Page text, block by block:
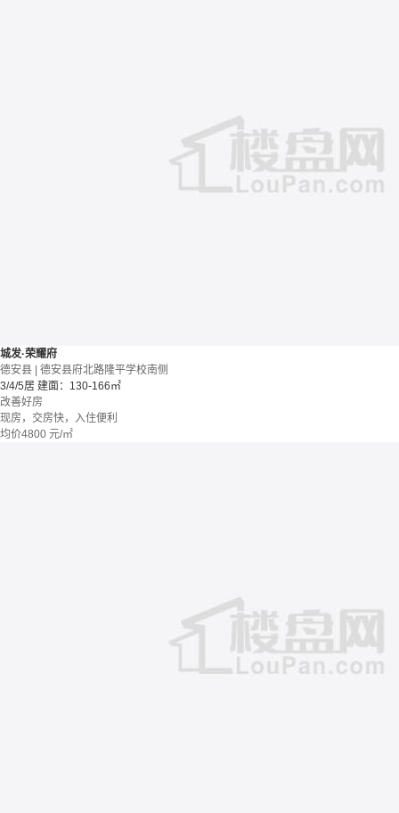
城发·荣耀府
德安县 | 德安县府北路隆平学校南侧
3/4/5居 建面：130-166㎡
改善好房
现房，交房快，入住便利
均价4800 元/㎡